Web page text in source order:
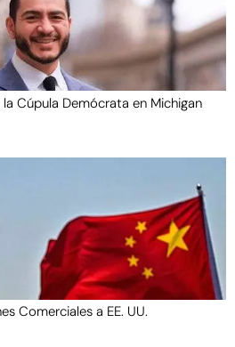
Cúpula Demócrata en Michigan
Comerciales a EE. UU.